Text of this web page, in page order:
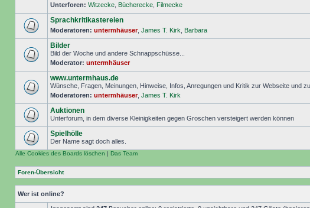
Unterforen: Witzecke Bücherecke Filmecke
Sprachkritikastereien
Moderatoren: untermhäuser, James T. Kirk Barbara
Bilder
Bild der Woche und andere Schnappschüsse...
Moderator: untermhäuser
www.untermhaus.de
Wünsche, Fragen, Meinungen, Hinweise, Infos, Anregungen und Kritik zur Webseite und
Moderatoren: untermhäuser, James T. Kirk
Auktionen
Unterforum, in dem diverse Kleinigkeiten gegen Groschen versteigert werden können
Spielhölle
Der Name sagt doch alles.
Alle Cookies des Boards löschen | Das Team
Foren-Übersicht
Wer ist online?